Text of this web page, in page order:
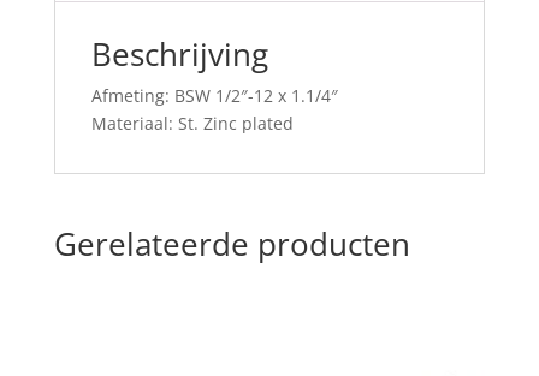
Beschrijving
Afmeting: BSW 1/2″-12 x 1.1/4″
Materiaal: St. Zinc plated
Gerelateerde producten